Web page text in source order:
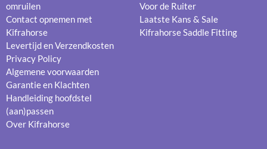
Voor de Ruiter
Laatste Kans & Sale
Kifrahorse Saddle Fitting
omruilen
Contact opnemen met
Kifrahorse
Levertijd en Verzendkosten
Privacy Policy
Algemene voorwaarden
Garantie en Klachten
Handleiding hoofdstel
(aan)passen
Over Kifrahorse